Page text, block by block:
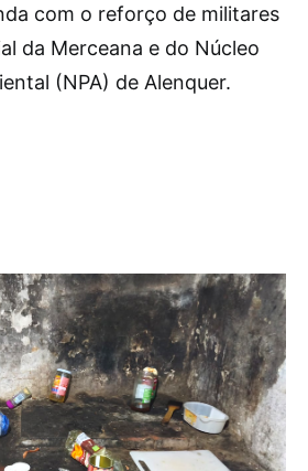
com o reforço de militares
da Merceana e do Núcleo
(NPA) de Alenquer.